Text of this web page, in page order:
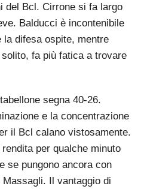
del Bcl. Cirrone si fa largo
Balducci è incontenibile
difesa ospite, mentre
fa più fatica a trovare
segna 40-26.
e la concentrazione
il Bcl calano vistosamente.
per qualche minuto
se pungono ancora con
Il vantaggio di